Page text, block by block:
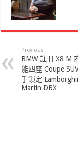
Previous
BMW 註冊 X8 M
能四座 Coupe
手鎖定
Martin DBX